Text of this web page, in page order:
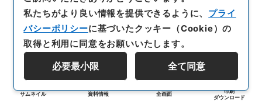
サムネイル 資料情報 全画面
印刷
ダウンロード
私たちがより良い情報を提供できるように、 プライ
バシーポリシーに基づいたクッキー（Cookie）の
取得と利用に同意をお願いいたします。
必要最小限 全て同意